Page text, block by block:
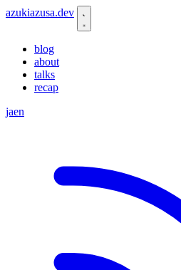
azukiazusa.dev
blog
about
talks
recap
jaen